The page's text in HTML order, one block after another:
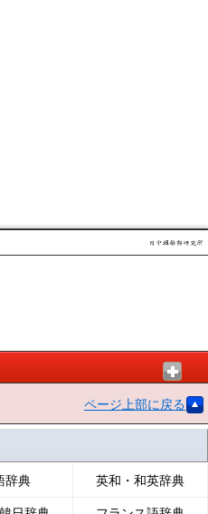
ページ上部に戻る
辞典 英和・和英辞典